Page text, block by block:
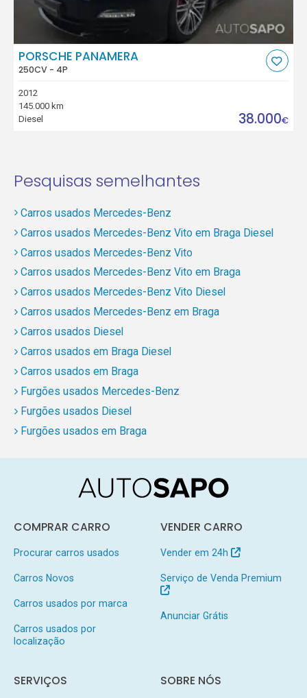
PORSCHE PANAMERA
250CV - 4P
2012
145.000 km
Diesel
38.000€
Pesquisas semelhantes
Carros usados Mercedes-Benz
Carros usados Mercedes-Benz Vito em Braga Diesel
Carros usados Mercedes-Benz Vito
Carros usados Mercedes-Benz Vito em Braga
Carros usados Mercedes-Benz Vito Diesel
Carros usados Mercedes-Benz em Braga
Carros usados Diesel
Carros usados em Braga Diesel
Carros usados em Braga
Furgões usados Mercedes-Benz
Furgões usados Diesel
Furgões usados em Braga
COMPRAR CARRO
Procurar carros usados
Carros Novos
Carros usados por marca
Carros usados por
localização
VENDER CARRO
Vender em 24h
Serviço de Venda Premium
Anunciar Grátis
SERVIÇOS SOBRE NÓS